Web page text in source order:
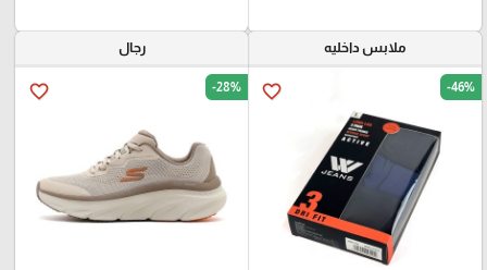
ملابس داخليه
favorite_border -46%
رجال
favorite_border -28%